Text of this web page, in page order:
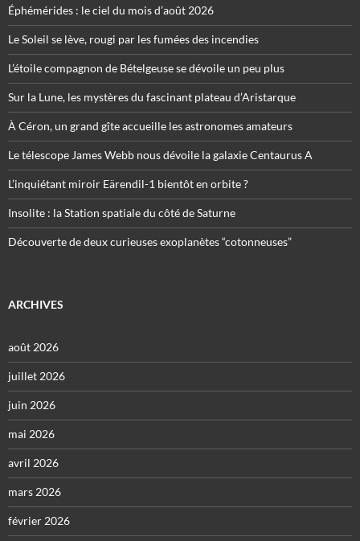
Éphémérides : le ciel du mois d’août 2026
Le Soleil se lève, rougi par les fumées des incendies
L’étoile compagnon de Bételgeuse se dévoile un peu plus
Sur la Lune, les mystères du fascinant plateau d’Aristarque
À Céron, un grand gîte accueille les astronomes amateurs
Le télescope James Webb nous dévoile la galaxie Centaurus A
L’inquiétant miroir Eärendil-1 bientôt en orbite ?
Insolite : la Station spatiale du côté de Saturne
Découverte de deux curieuses exoplanètes “cotonneuses”
ARCHIVES
août 2026
juillet 2026
juin 2026
mai 2026
avril 2026
mars 2026
février 2026